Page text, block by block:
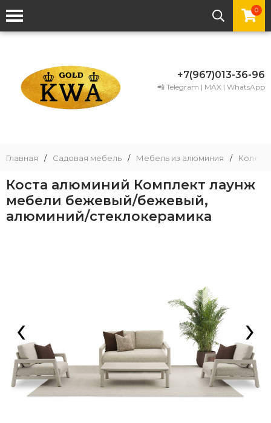
0
+7(967)013-36-96
📲 Telegram | MAX | WhatsApp
Главная / Садовая мебель / Мебель из алюминия /
Коста алюминий Комплект лаунж
мебели бежевый/бежевый,
алюминий/стеклокерамика
‹ ›